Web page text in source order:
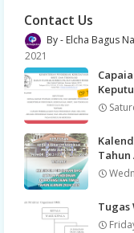
Contact Us
Elcha Bagus
2021
Tahun
Tugas